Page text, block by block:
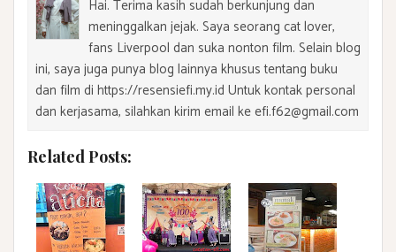
Hai. Terima kasih sudah berkunjung dan
meninggalkan jejak. Saya seorang cat lover,
fans Liverpool dan suka nonton film. Selain blog
ini, saya juga punya blog lainnya khusus tentang buku
dan film di https://resensiefi.my.id Untuk kontak personal
dan kerjasama, silahkan kirim email ke efi.f62@gmail.com
Related Posts: